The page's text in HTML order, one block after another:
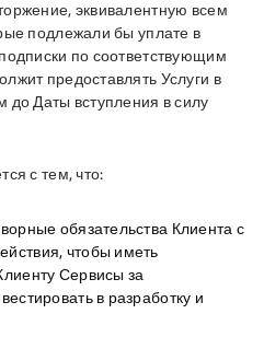
эквивалентную всем
подлежали бы уплате в
по соответствующим
предоставлять Услуги в
до Даты вступления в силу
с тем, что:
обязательства Клиента с
чтобы иметь
Сервисы за
в разработку и